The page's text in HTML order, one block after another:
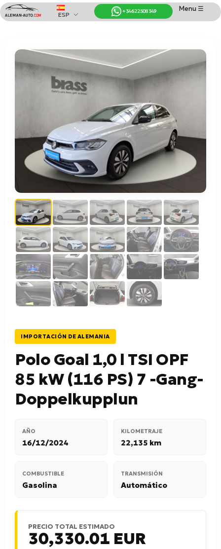
Coches de Alemania
Importación de Coches de Alemania
Menu ☰
+34 622 508 349
ESP
IMPORTACIÓN DE ALEMANIA
Polo Goal 1,0 l TSI OPF
85 kW (116 PS) 7 -Gang-
Doppelkupplun
AÑO
16/12/2024
KILOMETRAJE
22,135 km
COMBUSTIBLE
Gasolina
TRANSMISIÓN
Automático
PRECIO TOTAL ESTIMADO
30,330.01 EUR